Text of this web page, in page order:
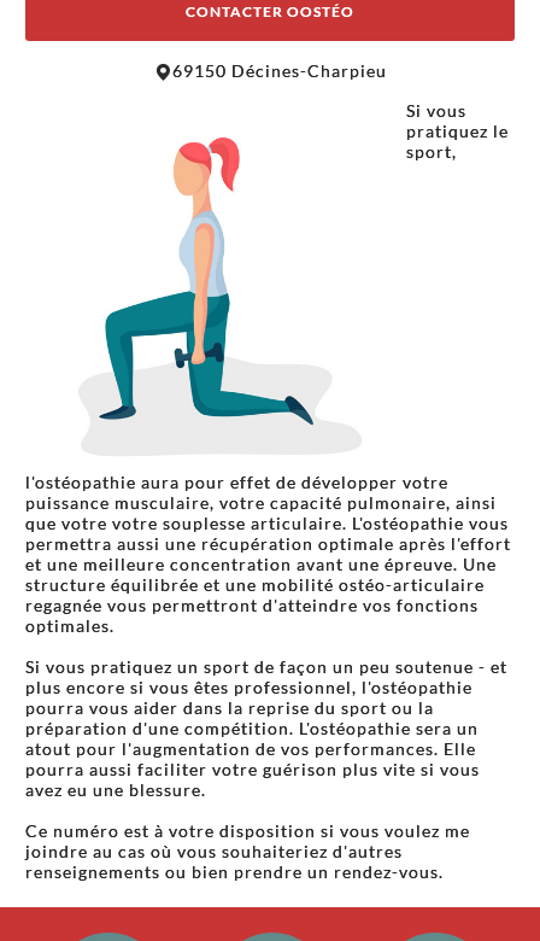
CONTACTER OOSTÉO
69150 Décines-Charpieu
Si vous
pratiquez le
sport,
l'ostéopathie aura pour effet de développer votre
puissance musculaire, votre capacité pulmonaire, ainsi
que votre votre souplesse articulaire. L'ostéopathie vous
permettra aussi une récupération optimale après l'effort
et une meilleure concentration avant une épreuve. Une
structure équilibrée et une mobilité ostéo-articulaire
regagnée vous permettront d'atteindre vos fonctions
optimales.
Si vous pratiquez un sport de façon un peu soutenue - et
plus encore si vous êtes professionnel, l'ostéopathie
pourra vous aider dans la reprise du sport ou la
préparation d'une compétition. L'ostéopathie sera un
atout pour l'augmentation de vos performances. Elle
pourra aussi faciliter votre guérison plus vite si vous
avez eu une blessure.
Ce numéro est à votre disposition si vous voulez me
joindre au cas où vous souhaiteriez d'autres
renseignements ou bien prendre un rendez-vous.